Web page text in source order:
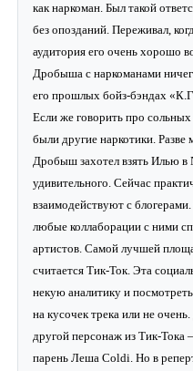
как наркоман. Был такой
без опозданий. Переживал,
аудитория его очень хорошо
Дробыша с наркоманами
его прошлых бойз-бэндах
Если же говорить про
были другие наркотики.
Дробыш захотел взять Илью в
удивительного. Сейчас
взаимодействуют с
любые коллаборации с ними
артистов. Самой лучшей
считается Тик-Ток. Эта
некую аналитику и
на кусочек трека или не
другой персонаж из Тик-Тока
парень Леша Coldi. Но в